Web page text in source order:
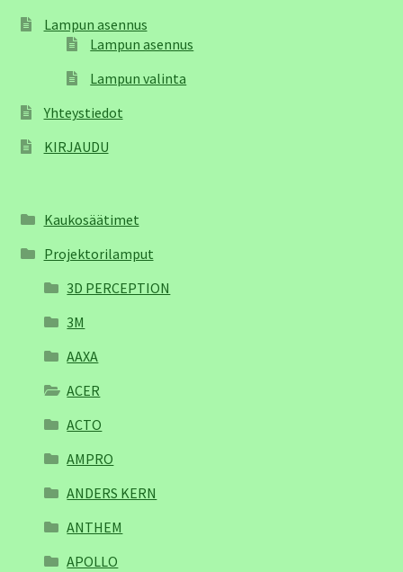
Lampun asennus
Lampun asennus
Lampun valinta
Yhteystiedot
KIRJAUDU
Kaukosäätimet
Projektorilamput
3D PERCEPTION
3M
AAXA
ACER
ACTO
AMPRO
ANDERS KERN
ANTHEM
APOLLO